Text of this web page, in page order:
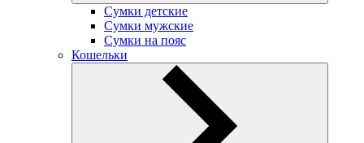
Сумки детские
Сумки мужские
Сумки на пояс
Кошельки